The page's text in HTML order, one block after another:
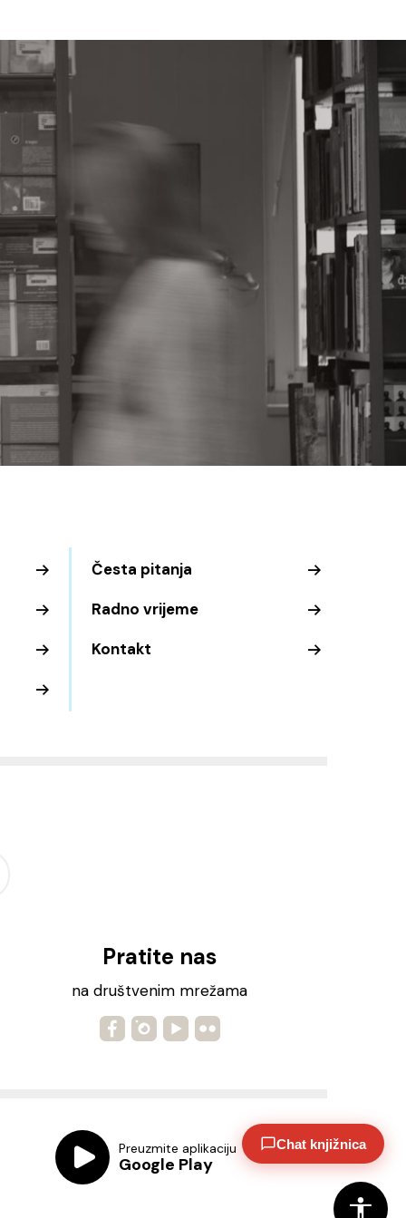
Česta pitanja
Radno vrijeme
Kontakt
Pratite nas
na društvenim mrežama
Preuzmite aplikaciju
Google Play
Chat knjižnica